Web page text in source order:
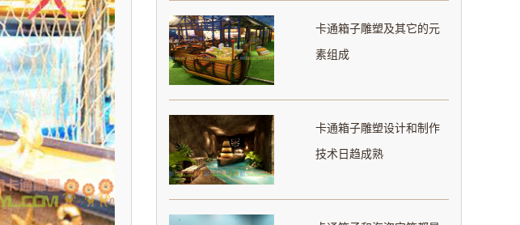
卡通箱子雕塑及其它的元
素组成
卡通箱子雕塑设计和制作
技术日趋成熟